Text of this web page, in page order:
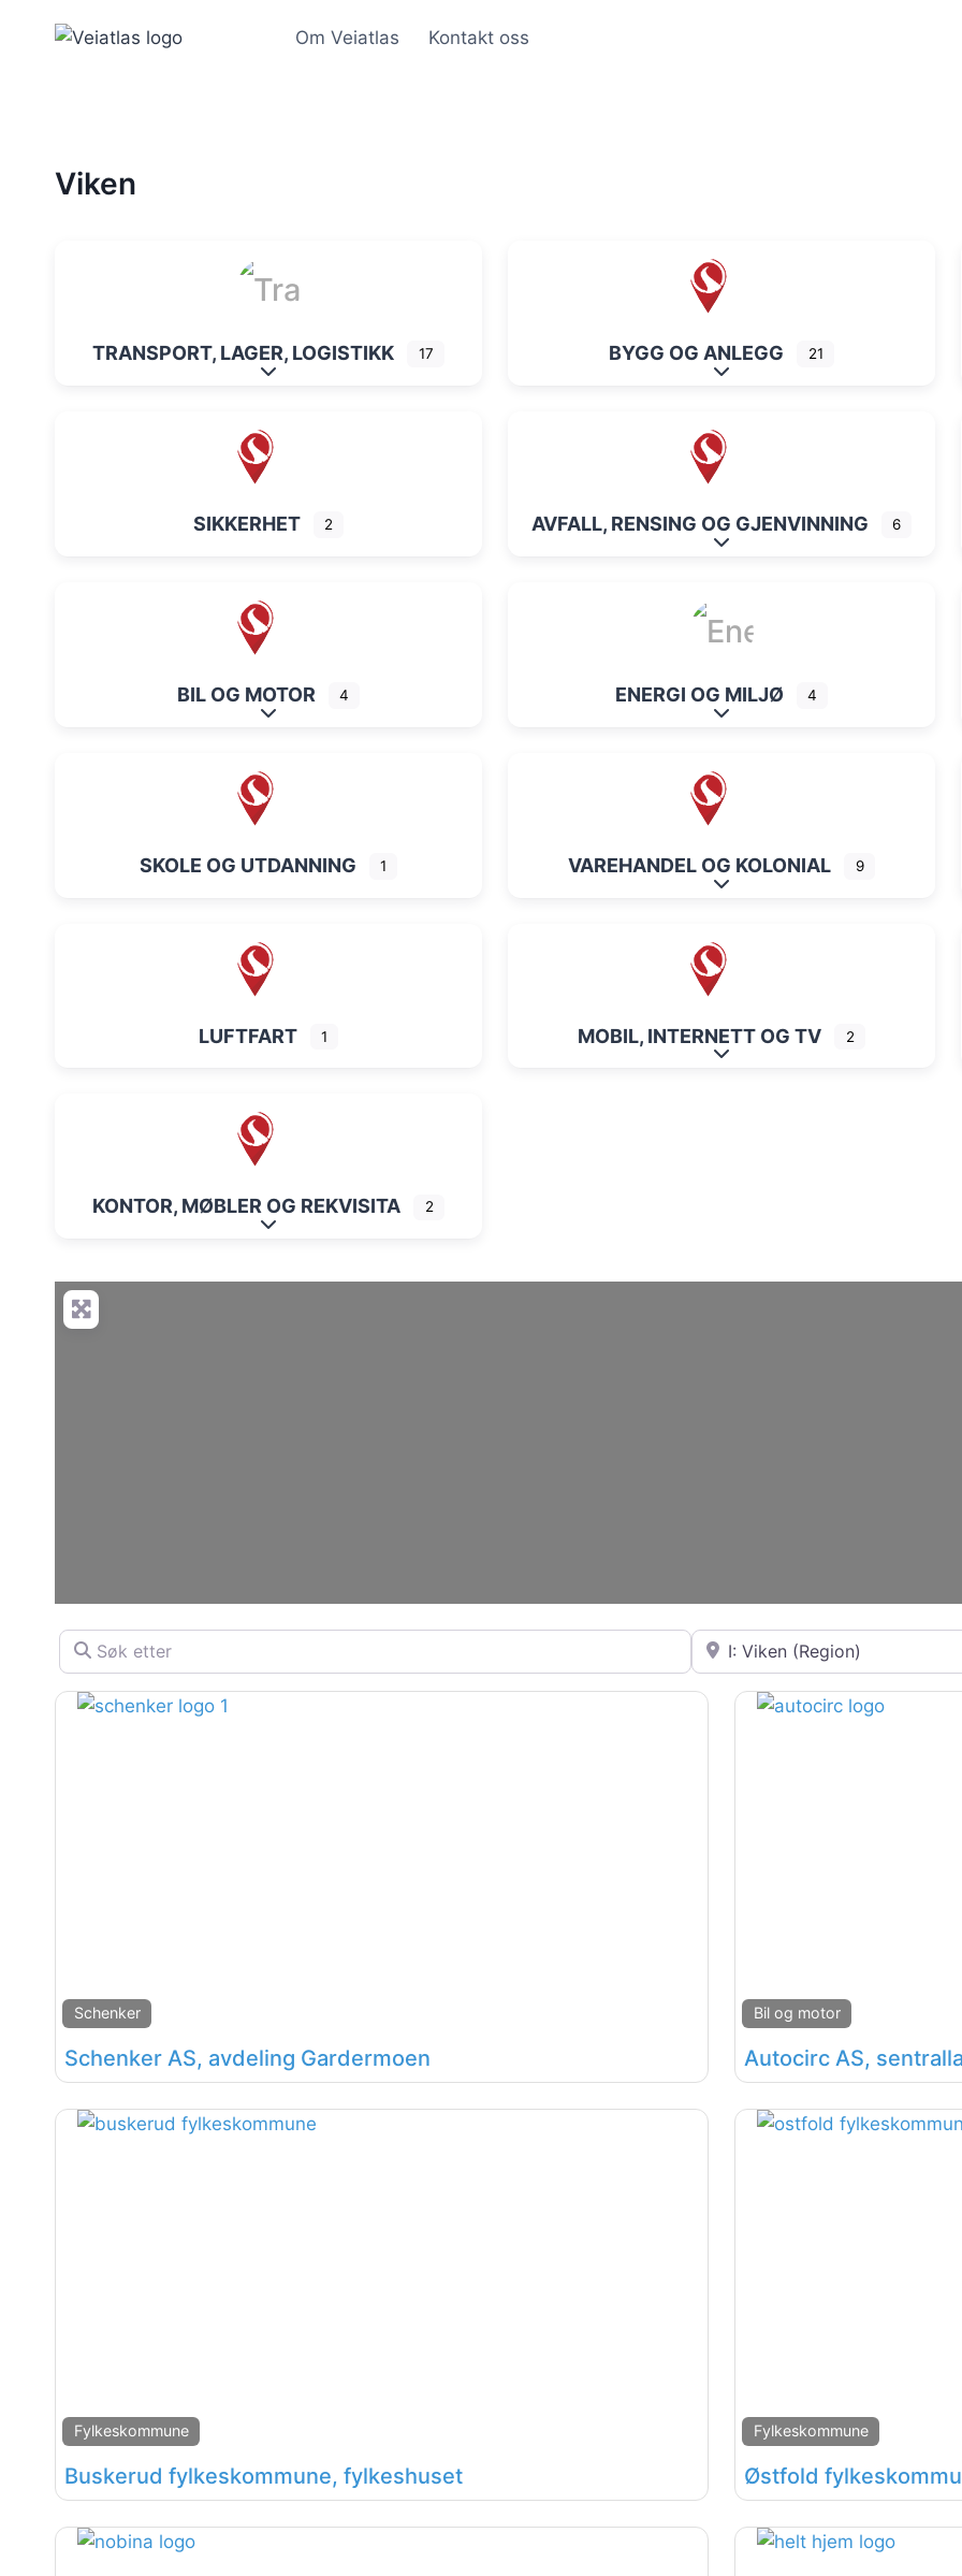
Om Veiatlas Kontakt oss
Viken
TRANSPORT, LAGER, LOGISTIKK 17
Expand sub-categories
BYGG OG ANLEGG 21
Expand sub-categories
SIKKERHET 2 AVFALL, RENSING OG GJENVINNING 6
Expand sub-categories
BIL OG MOTOR 4
Expand sub-categories
ENERGI OG MILJØ 4
Expand sub-categories
SKOLE OG UTDANNING 1 VAREHANDEL OG KOLONIAL 9
Expand sub-categories
LUFTFART 1 MOBIL, INTERNETT OG TV 2
Expand sub-categories
KONTOR, MØBLER OG REKVISITA 2
Expand sub-categories
Søk etter Nær
Schenker
Schenker AS, avdeling Gardermoen
Bil og motor
Autocirc AS,
Fylkeskommune
Buskerud fylkeskommune, fylkeshuset
Fylkeskommune
Østfold